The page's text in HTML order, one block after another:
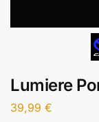
Lumiere
39,99 €